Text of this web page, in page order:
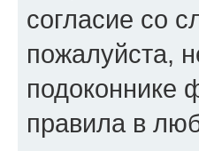
согласие со
пожалуйста,
подоконнике
правила в